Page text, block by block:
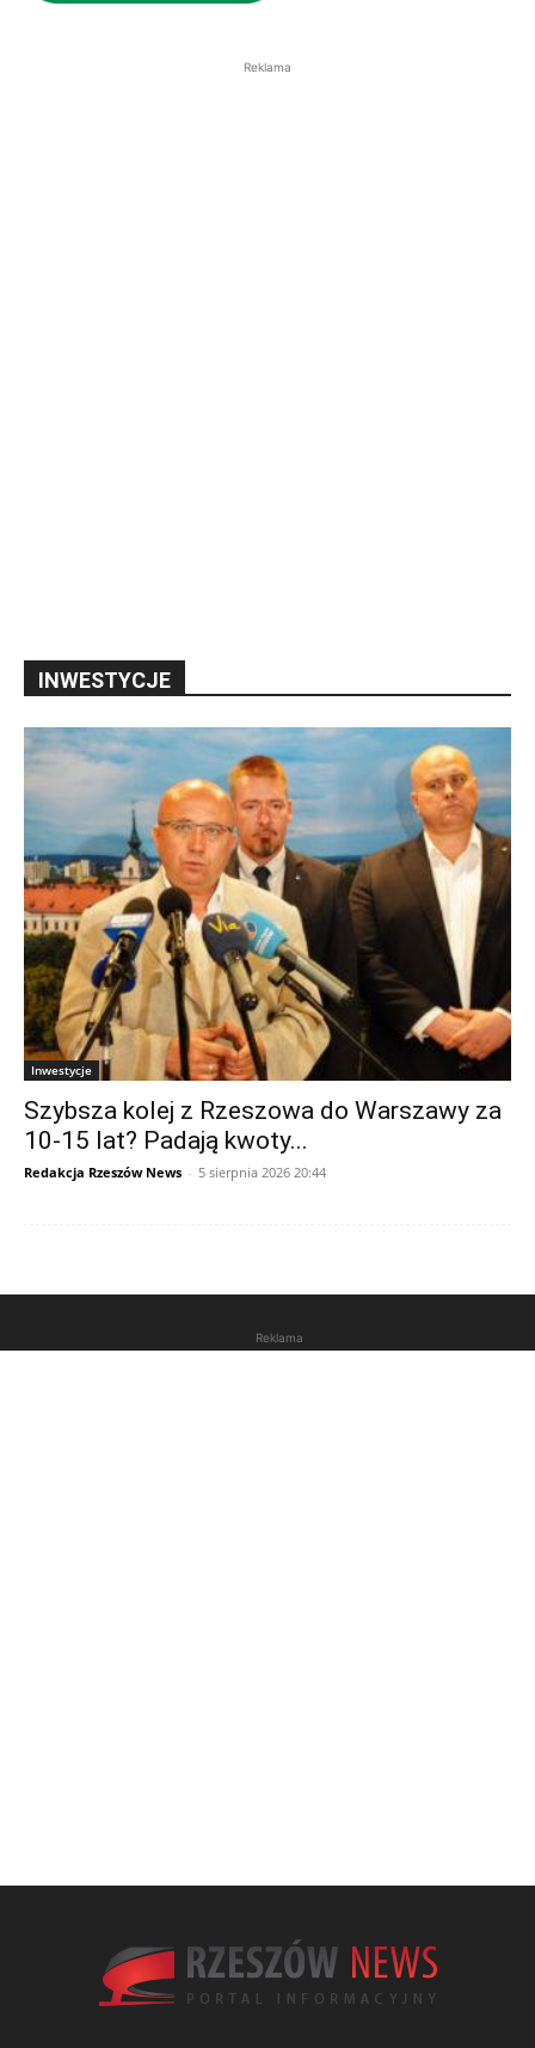
Reklama
INWESTYCJE
Inwestycje
Szybsza kolej z Rzeszowa do Warszawy za
10-15 lat? Padają kwoty...
Redakcja Rzeszów News - 5 sierpnia 2026 20:44
Reklama